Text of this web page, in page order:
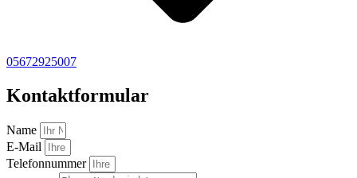
05672925007
Kontaktformular
Name
E-Mail
Telefonnummer